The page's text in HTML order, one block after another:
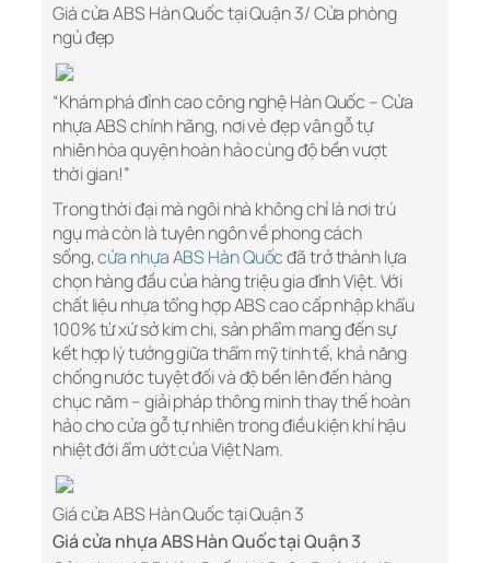
Giá cửa ABS Hàn Quốc tại Quận 3/ Cửa phòng
ngủ đẹp
“Khám phá đỉnh cao công nghệ Hàn Quốc – Cửa
nhựa ABS chính hãng, nơi vẻ đẹp vân gỗ tự
nhiên hòa quyện hoàn hảo cùng độ bền vượt
thời gian!”
Trong thời đại mà ngôi nhà không chỉ là nơi trú
ngụ mà còn là tuyên ngôn về phong cách
sống,cửa nhựa ABS Hàn Quốcđã trở thành lựa
chọn hàng đầu của hàng triệu gia đình Việt. Với
chất liệu nhựa tổng hợp ABS cao cấp nhập khẩu
100% từ xứ sở kim chi, sản phẩm mang đến sự
kết hợp lý tưởng giữa thẩm mỹ tinh tế, khả năng
chống nước tuyệt đối và độ bền lên đến hàng
chục năm – giải pháp thông minh thay thế hoàn
hảo cho cửa gỗ tự nhiên trong điều kiện khí hậu
nhiệt đới ẩm ướt của Việt Nam.
Giá cửa ABS Hàn Quốc tại Quận 3
Giá cửa nhựa ABS Hàn Quốc tại Quận 3